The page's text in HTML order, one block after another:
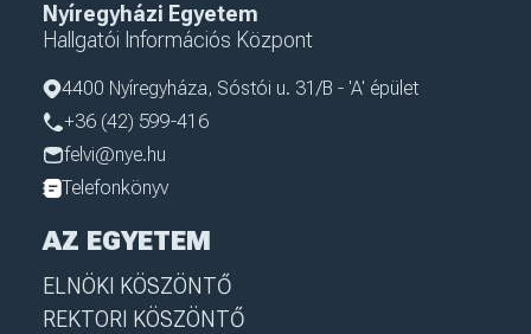
Nyíregyházi Egyetem
Hallgatói Információs Központ
4400 Nyíregyháza, Sóstói u. 31/B - 'A' épület
+36 (42) 599-416
felvi@nye.hu
Telefonkönyv
AZ EGYETEM
ELNÖKI KÖSZÖNTŐ
REKTORI KÖSZÖNTŐ